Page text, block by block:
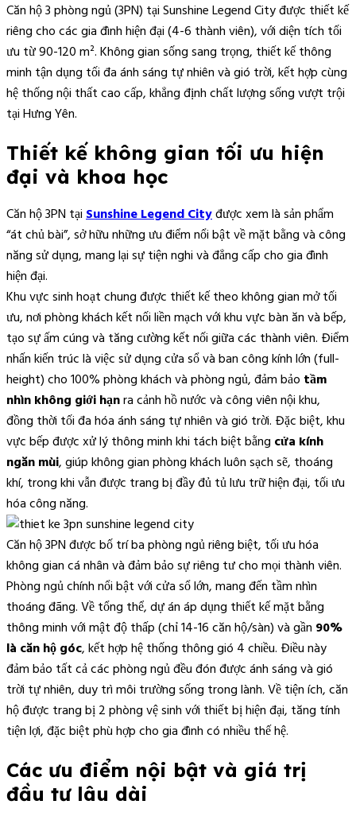
Căn hộ 3 phòng ngủ (3PN) tại Sunshine Legend City được thiết kế
riêng cho các gia đình hiện đại (4-6 thành viên), với diện tích tối
ưu từ 90-120 m². Không gian sống sang trọng, thiết kế thông
minh tận dụng tối đa ánh sáng tự nhiên và gió trời, kết hợp cùng
hệ thống nội thất cao cấp, khẳng định chất lượng sống vượt trội
tại Hưng Yên.
Thiết kế không gian tối ưu hiện
đại và khoa học
Căn hộ 3PN tạiSunshine Legend Cityđược xem là sản phẩm
“át chủ bài”, sở hữu những ưu điểm nổi bật về mặt bằng và công
năng sử dụng, mang lại sự tiện nghi và đẳng cấp cho gia đình
hiện đại.
Khu vực sinh hoạt chung được thiết kế theo không gian mở tối
ưu, nơi phòng khách kết nối liền mạch với khu vực bàn ăn và bếp,
tạo sự ấm cúng và tăng cường kết nối giữa các thành viên. Điểm
nhấn kiến trúc là việc sử dụng cửa sổ và ban công kính lớn (full-
height) cho 100% phòng khách và phòng ngủ, đảm bảo tầm
nhìn không giới hạnra cảnh hồ nước và công viên nội khu,
đồng thời tối đa hóa ánh sáng tự nhiên và gió trời. Đặc biệt, khu
vực bếp được xử lý thông minh khi tách biệt bằng cửa kính
ngăn mùi, giúp không gian phòng khách luôn sạch sẽ, thoáng
khí, trong khi vẫn được trang bị đầy đủ tủ lưu trữ hiện đại, tối ưu
hóa công năng.
Căn hộ 3PN được bố trí ba phòng ngủ riêng biệt, tối ưu hóa
không gian cá nhân và đảm bảo sự riêng tư cho mọi thành viên.
Phòng ngủ chính nổi bật với cửa sổ lớn, mang đến tầm nhìn
thoáng đãng. Về tổng thể, dự án áp dụng thiết kế mặt bằng
thông minh với mật độ thấp (chỉ 14-16 căn hộ/sàn) và gần 90%
là căn hộ góc, kết hợp hệ thống thông gió 4 chiều. Điều này
đảm bảo tất cả các phòng ngủ đều đón được ánh sáng và gió
trời tự nhiên, duy trì môi trường sống trong lành. Về tiện ích, căn
hộ được trang bị 2 phòng vệ sinh với thiết bị hiện đại, tăng tính
tiện lợi, đặc biệt phù hợp cho gia đình có nhiều thế hệ.
Các ưu điểm nội bật và giá trị
đầu tư lâu dài